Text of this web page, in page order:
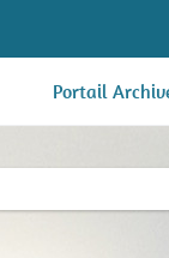
Portail